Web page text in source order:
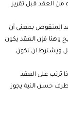
من العقد قبل تقرير
المنقوص بمعنى أن
وهنا فإن العقد يكون
ويشترط ان تكون
ترتب على العقد
حسن النية يجوز